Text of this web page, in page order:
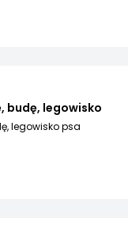
budę, legowisko
legowisko psa